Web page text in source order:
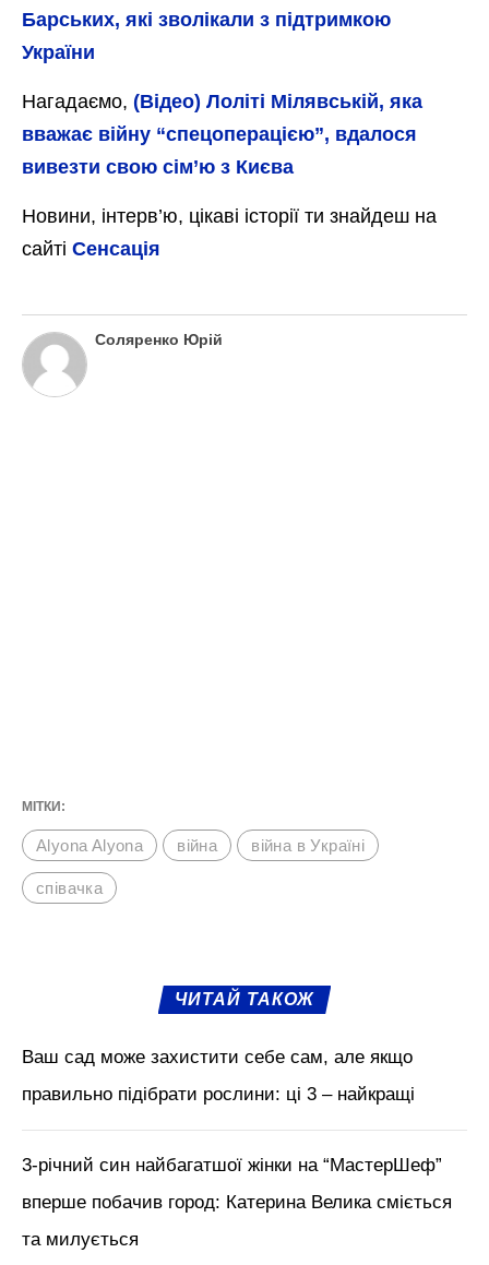
Барських, які зволікали з підтримкою
України
Нагадаємо, (Відео) Лоліті Мілявській, яка
вважає війну “спецоперацією”, вдалося
вивезти свою сім’ю з Києва
Новини, інтерв’ю, цікаві історії ти знайдеш на
сайті Сенсація
Соляренко Юрій
МІТКИ:
Alyona Alyona війна війна в Україні
співачка
ЧИТАЙ ТАКОЖ
Ваш сад може захистити себе сам, але якщо
правильно підібрати рослини: ці 3 – найкращі
3-річний син найбагатшої жінки на “МастерШеф”
вперше побачив город: Катерина Велика сміється
та милується